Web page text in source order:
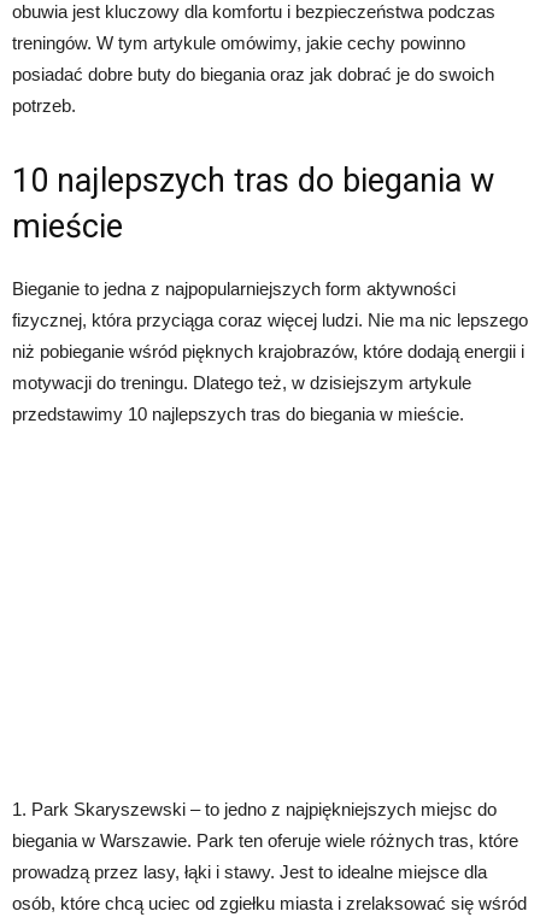
obuwia jest kluczowy dla komfortu i bezpieczeństwa podczas
treningów. W tym artykule omówimy, jakie cechy powinno
posiadać dobre buty do biegania oraz jak dobrać je do swoich
potrzeb.
10 najlepszych tras do biegania w
mieście
Bieganie to jedna z najpopularniejszych form aktywności
fizycznej, która przyciąga coraz więcej ludzi. Nie ma nic lepszego
niż pobieganie wśród pięknych krajobrazów, które dodają energii i
motywacji do treningu. Dlatego też, w dzisiejszym artykule
przedstawimy 10 najlepszych tras do biegania w mieście.
1. Park Skaryszewski – to jedno z najpiękniejszych miejsc do
biegania w Warszawie. Park ten oferuje wiele różnych tras, które
prowadzą przez lasy, łąki i stawy. Jest to idealne miejsce dla
osób, które chcą uciec od zgiełku miasta i zrelaksować się wśród